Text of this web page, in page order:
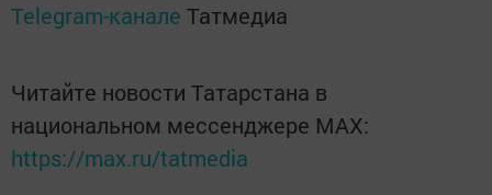
Telegram-канале Татмедиа
Читайте новости Татарстана в
национальном мессенджере MАХ:
https://max.ru/tatmedia